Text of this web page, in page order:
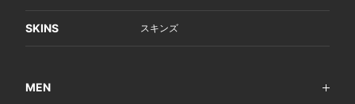
SKINS スキンズ
MEN